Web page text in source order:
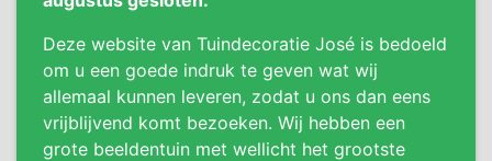
Deze website van Tuindecoratie José is bedoeld
om u een goede indruk te geven wat wij
allemaal kunnen leveren, zodat u ons dan eens
vrijblijvend komt bezoeken. Wij hebben een
grote beeldentuin met wellicht het grootste